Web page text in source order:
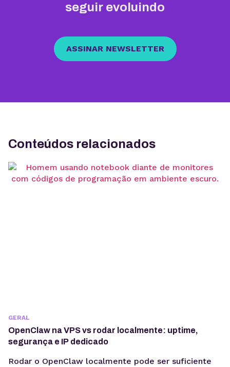
seguir evoluindo
ASSINAR NEWSLETTER
Conteúdos relacionados
GERAL
OpenClaw na VPS vs rodar localmente: uptime,
segurança e IP dedicado
Rodar o OpenClaw localmente pode ser suficiente